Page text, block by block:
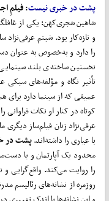
پشت در خبری نیست: فیلمِ
شاهین شجری‌کهن: یکی از
و تازه‌کار بود. شبنم
را دارد و به‌خصوص به عنوان
نخستین ساخته‌ی بلند
تأثیر نگاه و مؤلفه‌های سبکی
عمیقی که از سینما دارد برای
کوتاه در کنار او نکات فراوانی
عرفی‌نژاد زنان فیلم‌ساز
با عیاری را داشته‌اند.پشت در
محدود یک آپارتمان و با
را روایت می‌کند. واقع‌گرایی
روزمره از نشانه‌های رئالیسم